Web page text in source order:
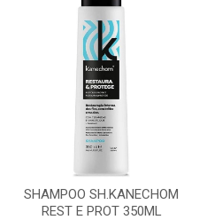
SHAMPOO SH.KANECHOM
REST E PROT 350ML